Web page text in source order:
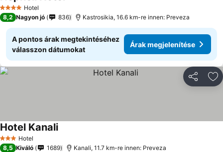
4 KategóriaHotel
8,2 Nagyon jó 836 Kastrosikia, 16.6 km-re innen: Preveza
A pontos árak megtekintéséhez
válasszon dátumokat
Árak megjelenítése
3 Kategória
Hotel
Hotel Kanali
8,5 Kiváló 1689 Kanali, 11.7 km-re innen: Preveza